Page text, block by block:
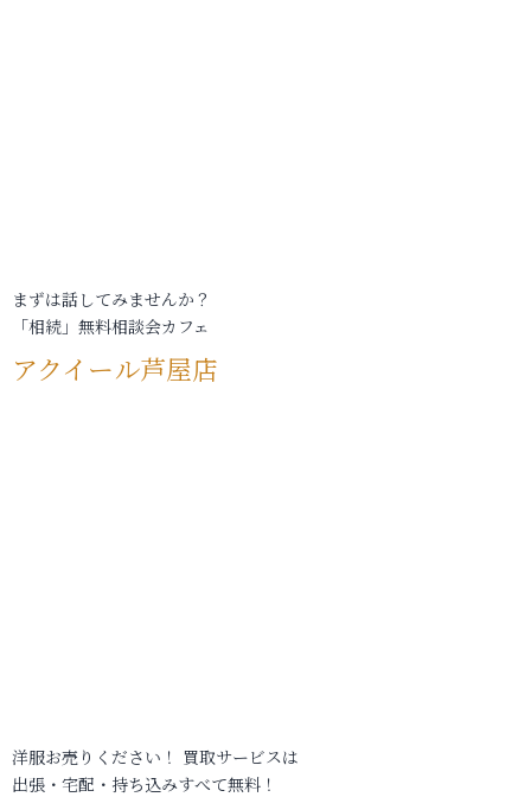
まずは話してみませんか？
「相続」無料相談会カフェ
アクイール芦屋店
洋服お売りください！ 買取サービスは
出張・宅配・持ち込みすべて無料！